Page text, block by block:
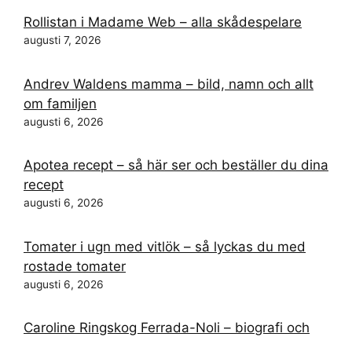
Rollistan i Madame Web – alla skådespelare
augusti 7, 2026
Andrev Waldens mamma – bild, namn och allt
om familjen
augusti 6, 2026
Apotea recept – så här ser och beställer du dina
recept
augusti 6, 2026
Tomater i ugn med vitlök – så lyckas du med
rostade tomater
augusti 6, 2026
Caroline Ringskog Ferrada-Noli – biografi och